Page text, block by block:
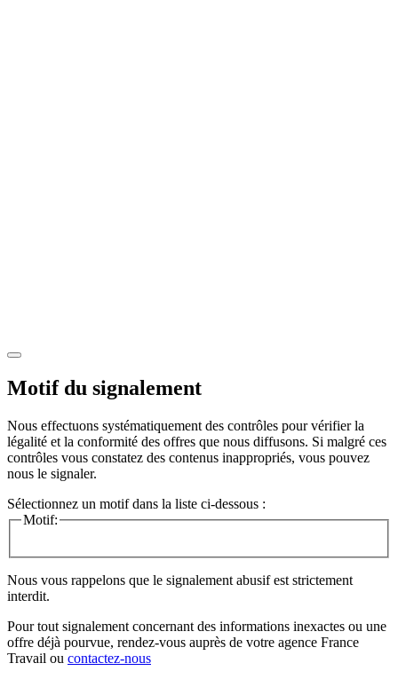
Motif du signalement
Nous effectuons systématiquement des contrôles pour vérifier la
légalité et la conformité des offres que nous diffusons. Si malgré ces
contrôles vous constatez des contenus inappropriés, vous pouvez
nous le signaler.
Sélectionnez un motif dans la liste ci-dessous :
Motif:
Nous vous rappelons que le signalement abusif est strictement
interdit.
Pour tout signalement concernant des informations inexactes ou une
offre déjà pourvue, rendez-vous auprès de votre agence France
Travail ou contactez-nous